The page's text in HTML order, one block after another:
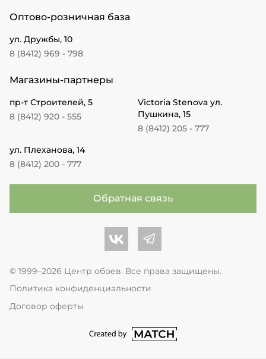
Оптово-розничная база
ул. Дружбы, 10
8 (8412) 969 - 798
Магазины-партнеры
пр-т Строителей, 5
8 (8412) 920 - 555
Victoria Stenova ул.
Пушкина, 15
8 (8412) 205 - 777
ул. Плеханова, 14
8 (8412) 200 - 777
Обратная связь
Центр обоев во Вконтакте
Центр обоев в Телеграме
© 1999–2026 Центр обоев. Все права защищены.
Политика конфиденциальности
Договор оферты
перейти на сайт студии Match